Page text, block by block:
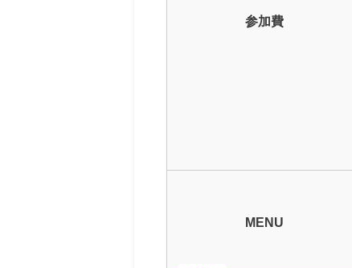
参加費
MENU